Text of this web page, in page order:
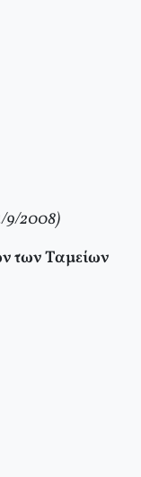
9/2008)
των Ταμείων